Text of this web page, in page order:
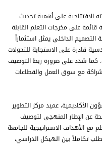
الافتتاحية على أهمية تحديث
على مخرجات التعلم القابلة
الداخلي يمثل استثماراً
قادرة على الاستجابة للتحولات
كما شدد على ضرورة ربط التوصيف
مع سوق العمل والقطاعات
الأكاديمية، عميد مركز التطوير
عن الإطار المنهجي لتوصيف
مع الأهداف الاستراتيجية للجامعة
تكاملاً بين الهيكل الدراسي،